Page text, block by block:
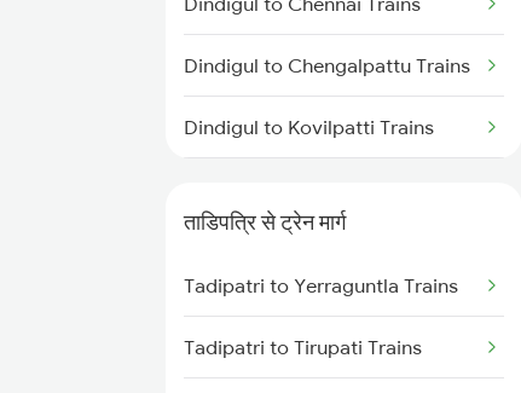
Chennai to Coimbatore Trains
Dindigul to Chengalpattu Trains
Dindigul to Kovilpatti Trains
Trains
Dindigul to Sattur Trains
Dindigul to Tirunelveli Trains
ताडिपत्रि से ट्रेन मार्ग
Tadipatri to Yerraguntla Trains
Tadipatri to Tirupati Trains